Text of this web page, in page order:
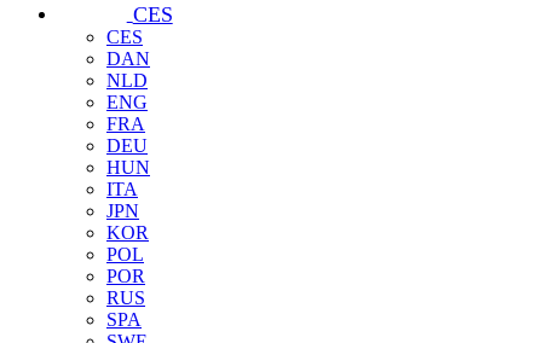
CES
CES
DAN
NLD
ENG
FRA
DEU
HUN
ITA
JPN
KOR
POL
POR
RUS
SPA